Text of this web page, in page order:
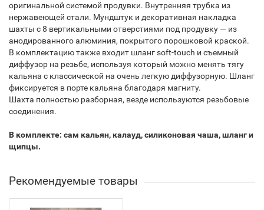
оригинальной системой продувки. Внутренняя трубка из
нержавеющей стали. Мундштук и декоративная накладка
шахты с 8 вертикальными отверстиями под продувку — из
анодированного алюминия, покрытого порошковой краской.
В комплектацию также входит шланг soft-touch и съемный
диффузор на резьбе, используя который можно менять тягу
кальяна с классической на очень легкую диффузорную. Шланг
фиксируется в порте кальяна благодаря магниту.
Шахта полностью разборная, везде используются резьбовые
соединения.
В комплекте: сам кальян, калауд, силиконовая чаша, шланг и
щипцы.
Рекомендуемые товары